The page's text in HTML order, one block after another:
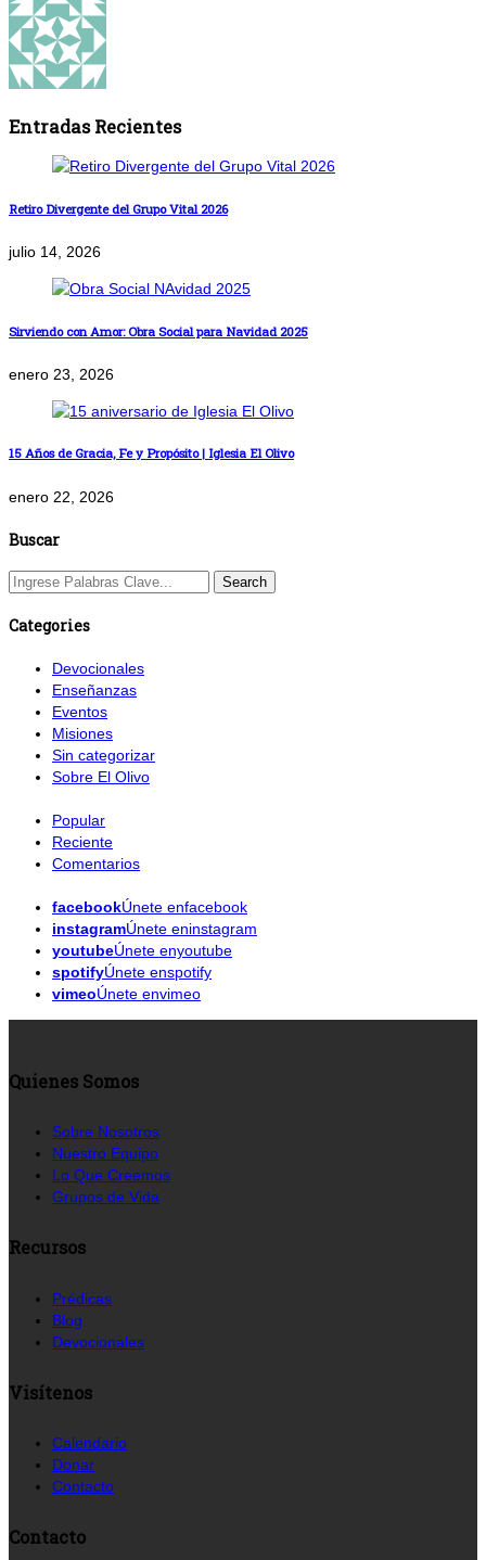
Entradas Recientes
Retiro Divergente del Grupo Vital 2026
julio 14, 2026
Sirviendo con Amor: Obra Social para Navidad 2025
enero 23, 2026
15 Años de Gracia, Fe y Propósito | Iglesia El Olivo
enero 22, 2026
Buscar
Categories
Devocionales
Enseñanzas
Eventos
Misiones
Sin categorizar
Sobre El Olivo
Popular
Reciente
Comentarios
facebookÚnete enfacebook
instagramÚnete eninstagram
youtubeÚnete enyoutube
spotifyÚnete enspotify
vimeoÚnete envimeo
Quienes Somos
Sobre Nosotros
Nuestro Equipo
Lo Que Creemos
Grupos de Vida
Recursos
Prédicas
Blog
Devocionales
Visítenos
Calendario
Donar
Contacto
Contacto